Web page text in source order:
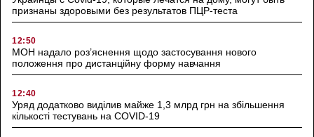
признаны здоровыми без результатов ПЦР-теста
12:50
МОН надало роз’яснення щодо застосування нового
положення про дистанційну форму навчання
12:40
Уряд додатково виділив майже 1,3 млрд грн на збільшення
кількості тестувань на COVID-19